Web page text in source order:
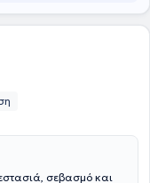
σεβασμό και